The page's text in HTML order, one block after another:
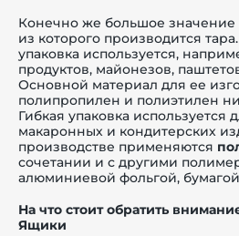
Конечно же большое значение
из которого производится
упаковка используется,
продуктов, майонезов,
Основной материал для ее
полипропилен и полиэтилен
Гибкая упаковка используется
макаронных и кондитерских
производстве применяются
сочетании и с другими
алюминиевой фольгой,
На что стоит обратить
Ящики